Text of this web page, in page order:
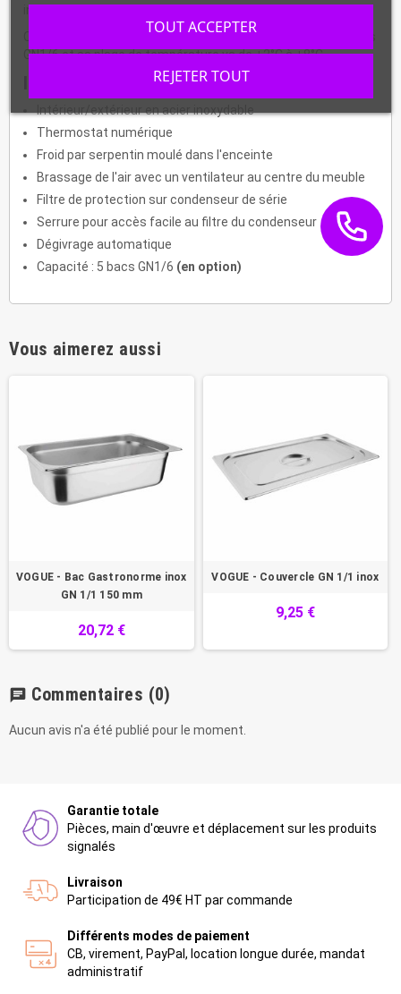
Cette saladette professionnelle peut accueillir jusqu'à 5 bacs
GN1/6 et sa plage de température va de +2°C à +8°C.
Intérieur/extérieur en acier inoxydable
Thermostat numérique
Froid par serpentin moulé dans l'enceinte
Brassage de l'air avec un ventilateur au centre du meuble
Filtre de protection sur condenseur de série
Serrure pour accès facile au filtre du condenseur
Dégivrage automatique
Capacité : 5 bacs GN1/6 (en option)
Vous aimerez aussi
VOGUE - Bac Gastronorme inox
GN 1/1 150 mm
20,72 €
VOGUE - Couvercle GN 1/1 inox
9,25 €
chat Commentaires (0)
Aucun avis n'a été publié pour le moment.
Garantie totale
Pièces, main d'œuvre et déplacement sur les produits
signalés
Livraison
Participation de 49€ HT par commande
Différents modes de paiement
CB, virement, PayPal, location longue durée, mandat
administratif
REJETER TOUT
TOUT ACCEPTER